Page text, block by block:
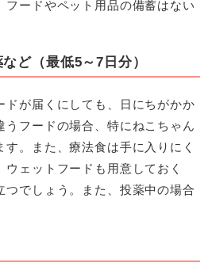
フードやペット用品の備蓄はない
ど（最低5～7 日分）
ドが届くにしても、日にちがかか
うフードの場合、特にねこちゃん
。また、療法食は手に入りにく
ウェットフードも用意しておく
つでしょう。また、投薬中の場合